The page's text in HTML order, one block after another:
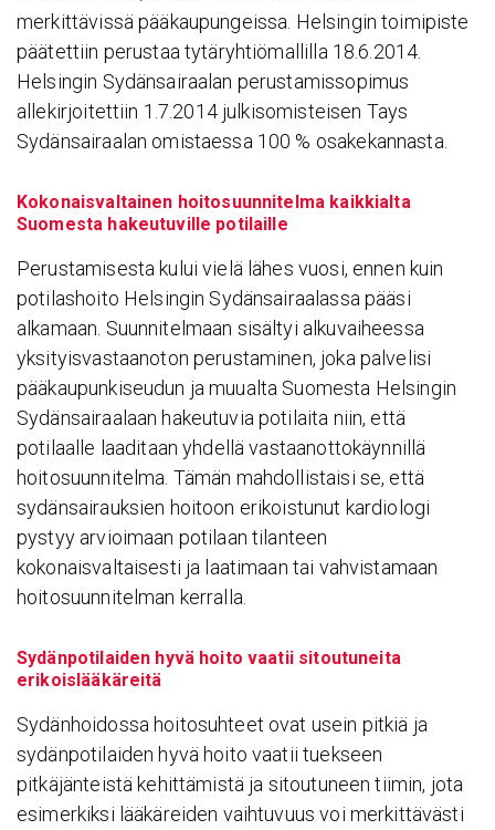
merkittävissä pääkaupungeissa. Helsingin toimipiste
päätettiin perustaa tytäryhtiömallilla 18.6.2014.
Helsingin Sydänsairaalan perustamissopimus
allekirjoitettiin 1.7.2014 julkisomisteisen Tays
Sydänsairaalan omistaessa 100 % osakekannasta.
Kokonaisvaltainen hoitosuunnitelma kaikkialta
Suomesta hakeutuville potilaille
Perustamisesta kului vielä lähes vuosi, ennen kuin
potilashoito Helsingin Sydänsairaalassa pääsi
alkamaan. Suunnitelmaan sisältyi alkuvaiheessa
yksityisvastaanoton perustaminen, joka palvelisi
pääkaupunkiseudun ja muualta Suomesta Helsingin
Sydänsairaalaan hakeutuvia potilaita niin, että
potilaalle laaditaan yhdellä vastaanottokäynnillä
hoitosuunnitelma. Tämän mahdollistaisi se, että
sydänsairauksien hoitoon erikoistunut kardiologi
pystyy arvioimaan potilaan tilanteen
kokonaisvaltaisesti ja laatimaan tai vahvistamaan
hoitosuunnitelman kerralla.
Sydänpotilaiden hyvä hoito vaatii sitoutuneita
erikoislääkäreitä
Sydänhoidossa hoitosuhteet ovat usein pitkiä ja
sydänpotilaiden hyvä hoito vaatii tuekseen
pitkäjänteistä kehittämistä ja sitoutuneen tiimin, jota
esimerkiksi lääkäreiden vaihtuvuus voi merkittävästi